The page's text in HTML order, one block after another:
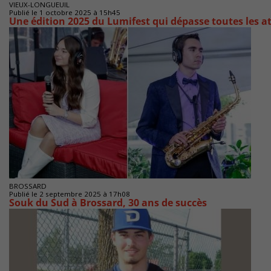
VIEUX-LONGUEUIL
Publié le 1 octobre 2025 à 15h45
Une édition 2025 du Lumifest qui dépasse toutes les
BROSSARD
Publié le 2 septembre 2025 à 17h08
Souk du Sud à Brossard, 30 ans de succès